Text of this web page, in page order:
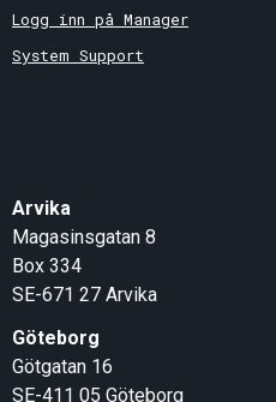
Logg inn på Manager
System Support
Arvika
Magasinsgatan 8
Box 334
SE-671 27 Arvika
Göteborg
Götgatan 16
SE-411 05 Göteborg